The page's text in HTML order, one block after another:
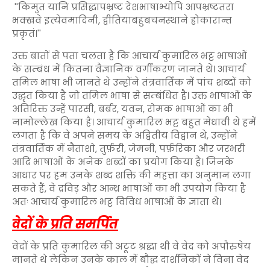
''किमुत यानि प्रसिद्धापभ्रष्ट देशभाषाभ्योपि आपभ्रष्टतरा
भक्खवे इत्येवमादिनी, द्वीतियाबहुबचनस्थाने ह्रोकारान्त
प्रकृतं।''
उक्त बातों से पता चलता है कि आचार्य कुमारिल भट्ट भाषाओं
के सम्बंध में कितना वैज्ञानिक वर्गीकरण जानते थे। आचार्य
तमिल भाषा भी जानते थे उन्होंने तंत्रवार्तिक में पांच शब्दों को
उद्धृत किया है जो तमिल भाषा से सम्बंधित है। उक्त भाषाओं के
अतिरिक्त उन्हें पारसी, बर्बर, यवन, रोमक भाषाओं का भी
नामोल्लेख किया है। आचार्य कुमारिल भट्ट बहुत मेधावी थे हमें
लगता है कि वे अपने समय के अद्वितीय विद्वान थे, उन्होंने
तंत्रवार्तिक में नैताशो, तुर्फ़री, जेमनी, पर्फ़रिका और जरभरी
आदि भाषाओं के अनेक शब्दों का प्रयोग किया है। जिनके
आधार पर हम उनके शब्द शक्ति की महत्ता का अनुमान लगा
सकते हैं, वे द्रविड़ और आन्ध्र भाषाओं का भी उपयोग किया है
अतः आचार्य कुमारिल भट्ट विविध भाषाओं के ज्ञाता थे।
वेदों के प्रति समर्पित
वेदों के प्रति कुमारिल की अटूट श्रद्धा थी वे वेद को अपौरुषेय
मानते थे लेकिन उनके काल में बौद्ध दार्शनिकों ने विना वेद